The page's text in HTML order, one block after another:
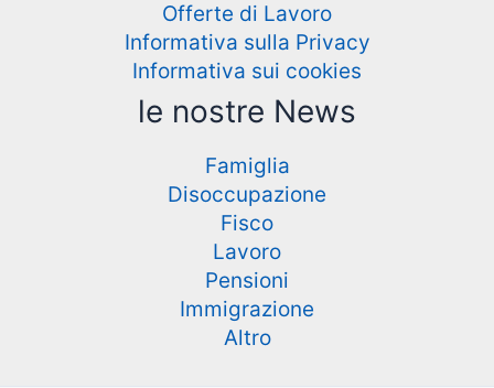
Offerte di Lavoro
Informativa sulla Privacy
Informativa sui cookies
le nostre News
Famiglia
Disoccupazione
Fisco
Lavoro
Pensioni
Immigrazione
Altro